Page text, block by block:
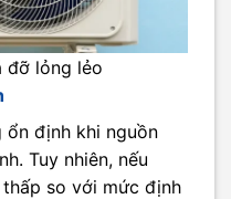
đỡ lỏng lẻo
định khi nguồn
Tuy nhiên, nếu
so với mức định